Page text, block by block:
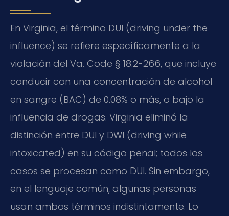
En Virginia, el término DUI (driving under the
influence) se refiere específicamente a la
violación del Va. Code § 18.2-266, que incluye
conducir con una concentración de alcohol
en sangre (BAC) de 0.08% o más, o bajo la
influencia de drogas. Virginia eliminó la
distinción entre DUI y DWI (driving while
intoxicated) en su código penal; todos los
casos se procesan como DUI. Sin embargo,
en el lenguaje común, algunas personas
usan ambos términos indistintamente. Lo